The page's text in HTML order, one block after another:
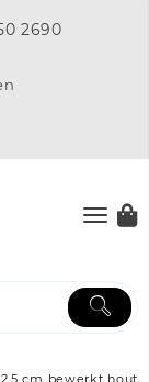
2690
cm bewerkt hout